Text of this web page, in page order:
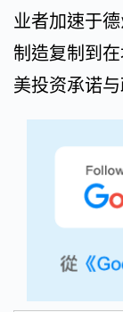
业者加速于
制造复制到
美投资承诺